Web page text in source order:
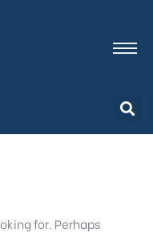
for. Perhaps